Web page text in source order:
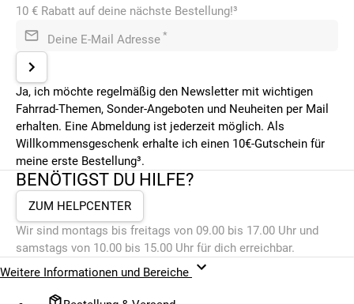
10 € Rabatt auf deine nächste Bestellung!³
Deine E-Mail Adresse *
Ja, ich möchte regelmäßig den Newsletter mit wichtigen
Fahrrad-Themen, Sonder-Angeboten und Neuheiten per Mail
erhalten. Eine Abmeldung ist jederzeit möglich. Als
Willkommensgeschenk erhalte ich einen 10€-Gutschein für
meine erste Bestellung³.
BENÖTIGST DU HILFE?
ZUM HELPCENTER
Wir sind montags bis freitags von 09.00 bis 17.00 Uhr und
samstags von 10.00 bis 15.00 Uhr für dich erreichbar.
Weitere Informationen und Bereiche